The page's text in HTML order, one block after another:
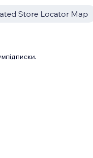
Store Locator Map